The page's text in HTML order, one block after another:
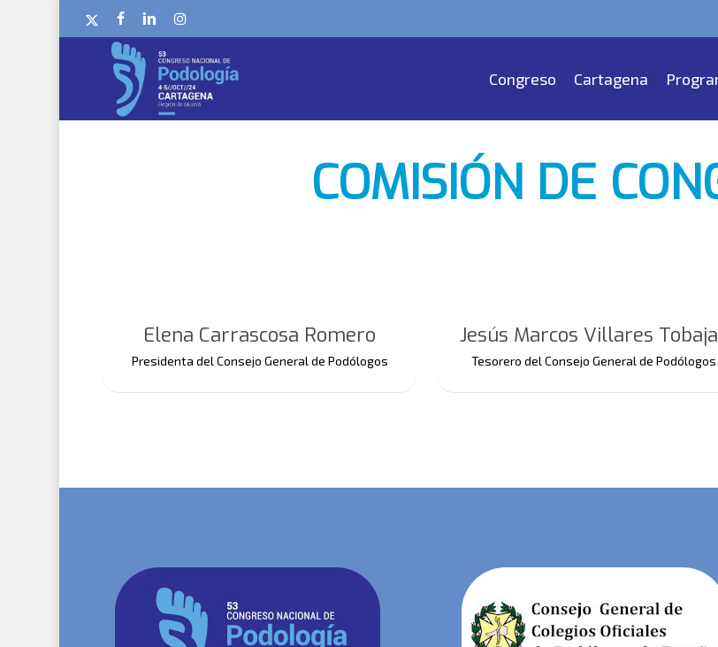
x-
twitter
facebooklinkedininstagram
Congreso Cartagena
COMISIÓN DE
Elena Carrascosa Romero
Presidenta del Consejo General de Podólogos
Jesús Marcos Villares
Tesorero del Consejo General de Podólogos